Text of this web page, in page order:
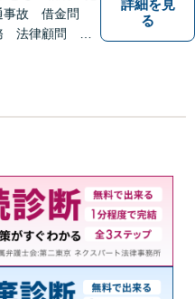
故 借金問
法律顧問
詳細を見
る